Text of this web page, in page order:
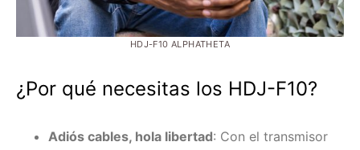
HDJ-F10 ALPHATHETA
¿Por qué necesitas los HDJ-F10?
Adiós cables, hola libertad: Con el transmisor